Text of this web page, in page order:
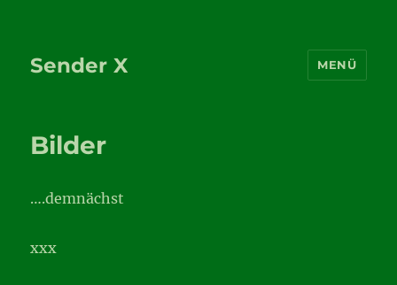
Sender X MENÜ
Bilder
….demnächst
xxx